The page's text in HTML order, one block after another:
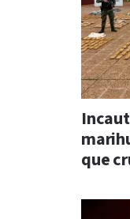
que